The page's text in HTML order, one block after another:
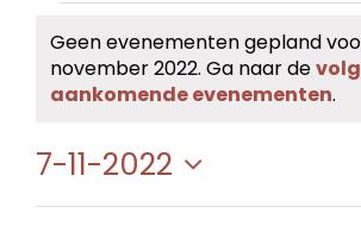
Evenementen
in
7
november
Bericht
Geen evenementen gepland
november 2022. Ga naar de
aankomende evenementen.
7-11-2022
Selecteer